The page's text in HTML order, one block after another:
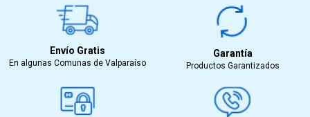
Envío Gratis
En algunas Comunas de Valparaíso
Garantía
Productos Garantizados